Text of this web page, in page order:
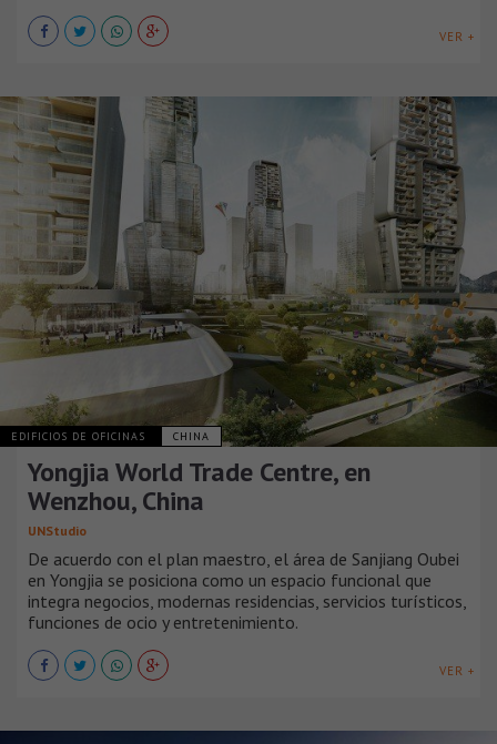
VER +
EDIFICIOS DE OFICINAS CHINA
Yongjia World Trade Centre, en
Wenzhou, China
UNStudio
De acuerdo con el plan maestro, el área de Sanjiang Oubei
en Yongjia se posiciona como un espacio funcional que
integra negocios, modernas residencias, servicios turísticos,
funciones de ocio y entretenimiento.
VER +